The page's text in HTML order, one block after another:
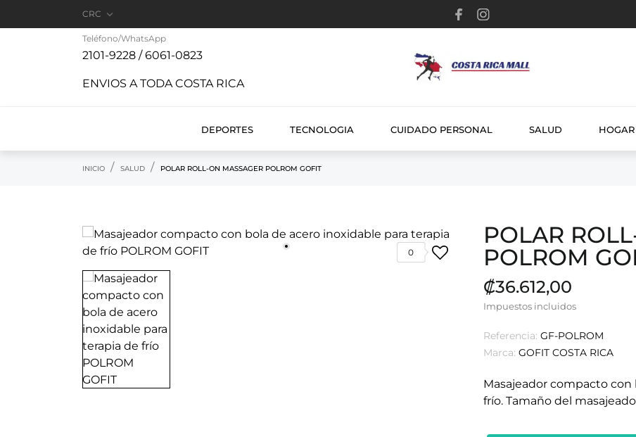
CRC 
Teléfono/WhatsApp
2101-9228 / 6061-0823
ENVIOS A TODA COSTA RICA
DEPORTES TECNOLOGIA CUIDADO PERSONAL SALUD HOGAR
INICIO SALUD POLAR ROLL-ON MASSAGER POLROM GOFIT
0
POLAR
POLROM
₡36.612,00
Impuestos incluidos
Referencia: GF-POLROM
Marca: GOFIT COSTA RICA
Masajeador compacto con
frío. Tamaño del